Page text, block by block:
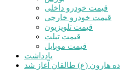
قیمت خودرو داخلی
قیمت خودرو خارجی
قیمت تلویزیون
قیمت تبلت
قیمت موبایل
یادداشت
هارون (ع) طالقان آغاز شد